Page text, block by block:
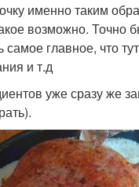
именно таким
возможно. Точно
главное, что
и т.д
уже сразу же